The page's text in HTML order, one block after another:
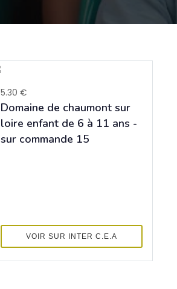
5.30 €
Domaine de chaumont sur
loire enfant de 6 à 11 ans -
sur commande 15
VOIR SUR INTER C.E.A